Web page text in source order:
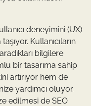
deneyimini (UX)
Kullanıcıların
bilgilere
bir tasarıma sahip
artırıyor hem de
yardımcı oluyor.
edilmesi de SEO